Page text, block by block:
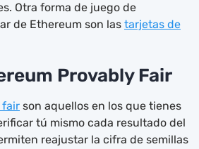
Otra forma de juego de
de Ethereum son las tarjetas de
Provably Fair
fair son aquellos en los que tienes
tú mismo cada resultado del
reajustar la cifra de semillas